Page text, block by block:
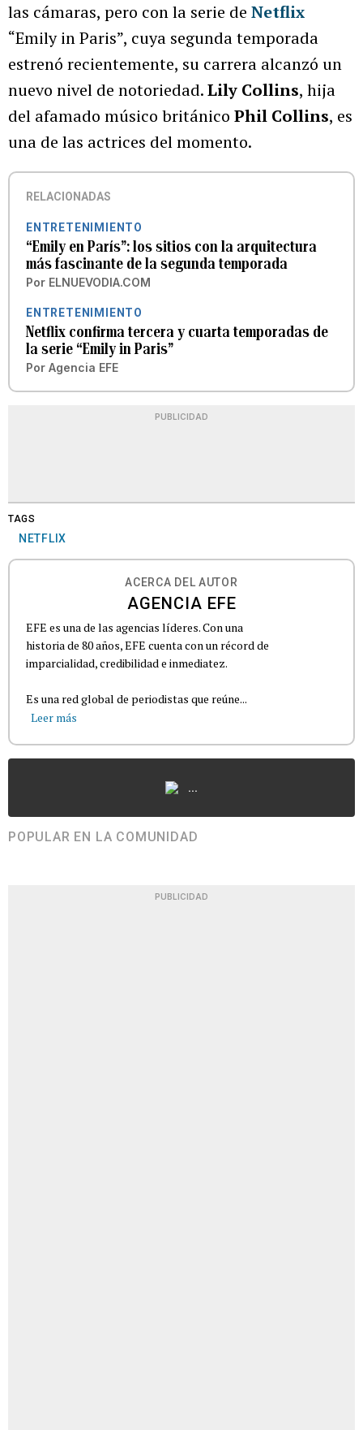
las cámaras, pero con la serie de Netflix
“Emily in Paris”, cuya segunda temporada
estrenó recientemente, su carrera alcanzó un
nuevo nivel de notoriedad.Lily Collins, hija
del afamado músico británico Phil Collins, es
una de las actrices del momento.
RELACIONADAS
ENTRETENIMIENTO
“Emily en París”: los sitios con la arquitectura
más fascinante de la segunda temporada
Por ELNUEVODIA.COM
ENTRETENIMIENTO
Netflix confirma tercera y cuarta temporadas de
la serie “Emily in Paris”
Por Agencia EFE
PUBLICIDAD
TAGS
NETFLIX
ACERCA DEL AUTOR
AGENCIA EFE
EFE es una de las agencias líderes. Con una
historia de 80 años, EFE cuenta con un récord de
imparcialidad, credibilidad e inmediatez.
Es una red global de periodistas que reúne...
Leer más
...
POPULAR EN LA COMUNIDAD
PUBLICIDAD